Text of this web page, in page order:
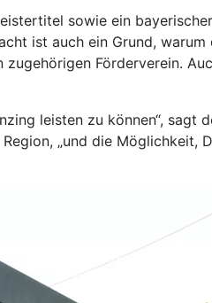
sowie ein
ist auch ein Grund,
Förderverein.
leisten zu können“, sagt
„und die Möglichkeit,